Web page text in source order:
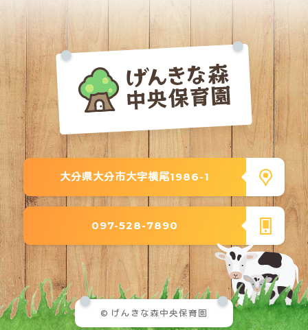
大分県大分市大字横尾1986-1
097-528-7890
© げんきな森中央保育園